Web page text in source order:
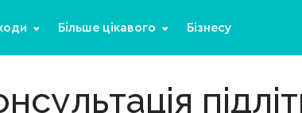
Більше цікавого Бізнесу